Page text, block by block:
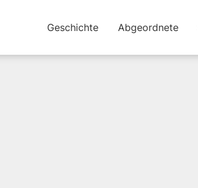
Geschichte Abgeordnete